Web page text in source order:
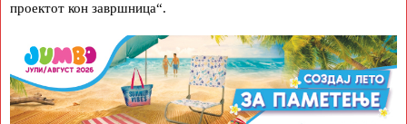
проектот кон завршница“.